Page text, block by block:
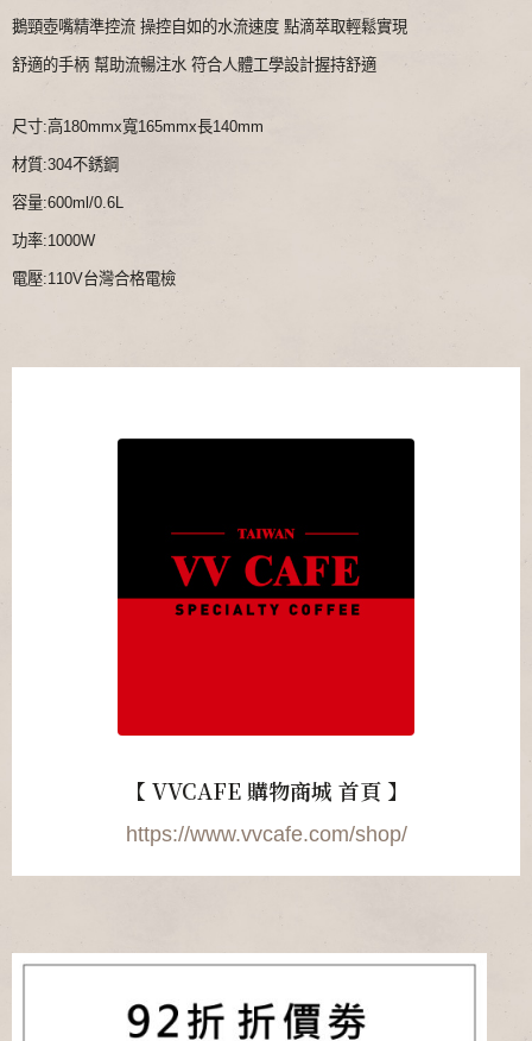
鵝頸壺嘴精準控流 操控自如的水流速度 點滴萃取輕鬆實現
舒適的手柄 幫助流暢注水 符合人體工學設計握持舒適
尺寸:高180mmx寬165mmx長140mm
材質:304不銹鋼
容量:600ml/0.6L
功率:1000W
電壓:110V台灣合格電檢
【 VVCAFE 購物商城 首頁 】
https://www.vvcafe.com/shop/